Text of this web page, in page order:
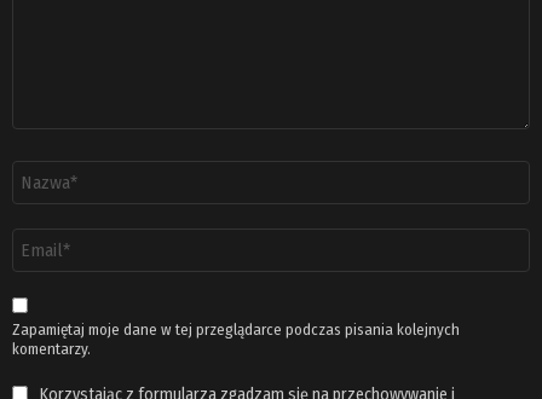
email
*
Zapamiętaj moje dane w tej przeglądarce podczas pisania kolejnych
komentarzy.